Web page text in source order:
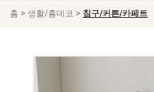
홈 > 생활/홈데코 > 침구/커튼/카페트